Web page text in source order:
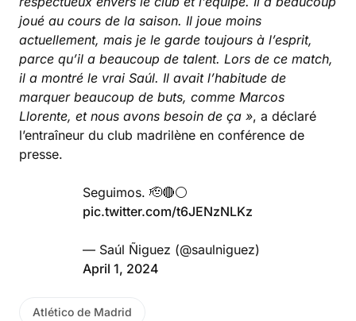
joué au cours de la saison. Il joue moins
actuellement, mais je le garde toujours à l’esprit,
parce qu’il a beaucoup de talent. Lors de ce match,
il a montré le vrai Saúl. Il avait l’habitude de
marquer beaucoup de buts, comme Marcos
Llorente, et nous avons besoin de ça », a déclaré
l’entraîneur du club madrilène en conférence de
presse.
Seguimos. 🫡🔴⚪️
pic.twitter.com/t6JENzNLKz
— Saúl Ñiguez (@saulniguez)
April 1, 2024
Atlético de Madrid